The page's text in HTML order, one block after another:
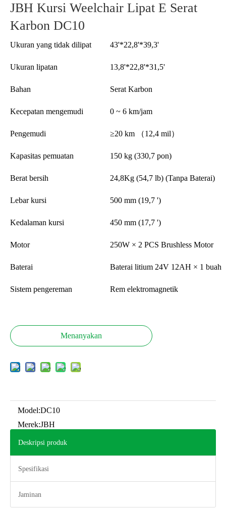
JBH Kursi Weelchair Lipat E Serat
Karbon DC10
Ukuran yang tidak dilipat 43'*22,8'*39,3'
Ukuran lipatan 13,8'*22,8'*31,5'
Bahan Serat Karbon
Kecepatan mengemudi 0 ~ 6 km/jam
Pengemudi ≥20 km （12,4 mil）
Kapasitas pemuatan 150 kg (330,7 pon)
Berat bersih 24,8Kg (54,7 lb) (Tanpa Baterai)
Lebar kursi 500 mm (19,7 ')
Kedalaman kursi 450 mm (17,7 ')
Motor 250W × 2 PCS Brushless Motor
Baterai Baterai litium 24V 12AH × 1 buah
Sistem pengereman Rem elektromagnetik
Menanyakan
Model:DC10
Merek:JBH
Deskripsi produk
Spesifikasi
Jaminan